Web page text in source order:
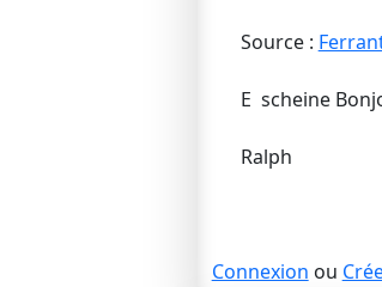
Source :
E scheine
Ralph
Connexion ou